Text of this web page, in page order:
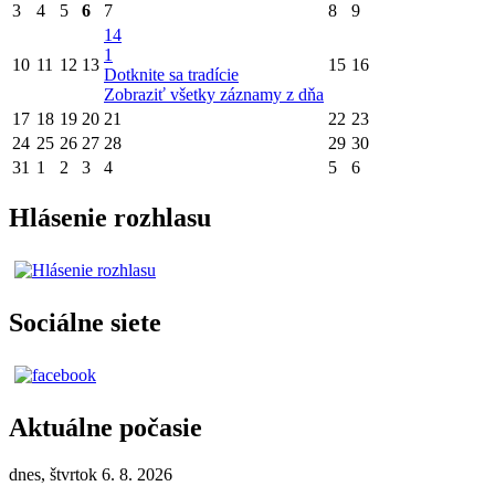
3
4 5 6 7 8 9
10 11 12 13
14
1
Dotknite sa tradície
Zobraziť všetky záznamy z dňa
15 16
17 18 19 20 21 22 23
24 25 26 27 28 29 30
31 1 2 3 4 5 6
Hlásenie rozhlasu
Sociálne siete
Aktuálne počasie
dnes, štvrtok 6. 8. 2026